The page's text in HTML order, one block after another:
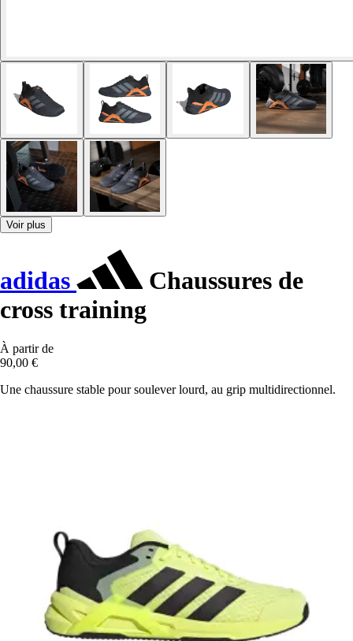
Voir plus
adidas
Chaussures de
cross training
À partir de
90,00 €
Une chaussure stable pour soulever lourd, au grip multidirectionnel.